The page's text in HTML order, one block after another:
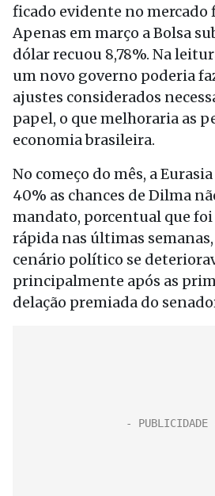
ficado evidente no mercado
Apenas em março a Bolsa
dólar recuou 8,78%. Na
um novo governo poderia
ajustes considerados
papel, o que melhoraria as
economia brasileira.
No começo do mês, a
40% as chances de Dilma
mandato, porcentual que
rápida nas últimas
cenário político se
principalmente após as
delação premiada do